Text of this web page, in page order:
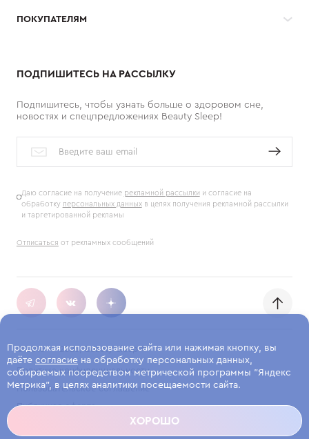
ПОКУПАТЕЛЯМ
ПОДПИШИТЕСЬ НА РАССЫЛКУ
Подпишитесь, чтобы узнать больше о здоровом сне,
новостях и спецпредложениях Beauty Sleep!
Даю согласие на получение рекламной рассылки и согласие на
обработку персональных данныхв целях получения рекламной рассылки
и таргетированной рекламы
Отписаться от рекламных сообщений
© 2016 — 2026, Beauty Sleep ®
Политика конфиденциальности
Пользовательское соглашение
Публичная оферта
Продолжая использование сайта или нажимая кнопку, вы
даёте согласие на обработку персональных данных,
собираемых посредством метрической программы "Яндекс
Метрика", в целях аналитики посещаемости сайта.
ХОРОШО